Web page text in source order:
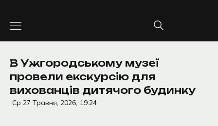
вмісту
В Ужгородському музеї
провели екскурсію для
вихованців дитячого будинку
Ср 27 Травня, 2026, 19:24